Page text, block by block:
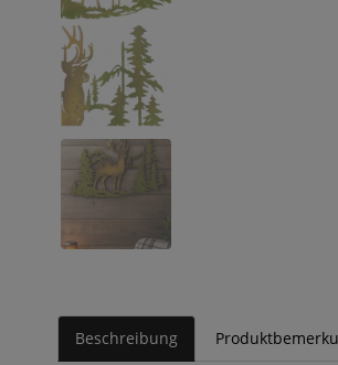
Beschreibung